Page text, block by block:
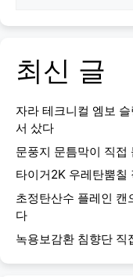
최신 글
자라 테크니컬 엠보
서 샀다
문풍지 문틈막이 직접
타이거2K 우레탄뿜칠
초정탄산수 플레인 캔
다
녹용보감환 침향단 직